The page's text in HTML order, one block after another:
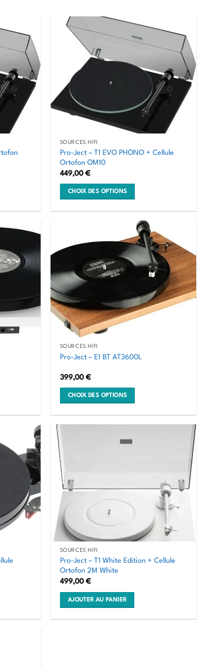
SOURCES HIFI
Pro-Ject – T1 EVO PHONO + Cellule
Ortofon OM10
449,00 €
CHOIX DES OPTIONS
plusieurs
options
peuvent
être
choisies
sur
page
produit
SOURCES HIFI
Pro-Ject – E1 BT AT3600L
399,00 €
CHOIX DES OPTIONS
plusieurs
variations.
Les
options
peuvent
être
choisies
sur
page
du
produit
SOURCES HIFI
Pro-Ject – T1 White Edition + Cellule
Ortofon 2M White
499,00 €
AJOUTER AU PANIER